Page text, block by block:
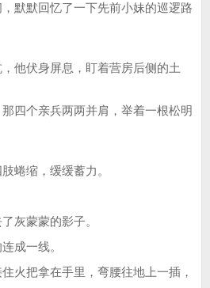
默回忆了一下先前小妹的巡逻路
伏身屏息，盯着营房后侧的土
个亲兵两两并肩，举着一根松明
缩，缓缓蓄力。
蒙蒙的影子。
成一线。
把拿在手里，弯腰往地上一插，